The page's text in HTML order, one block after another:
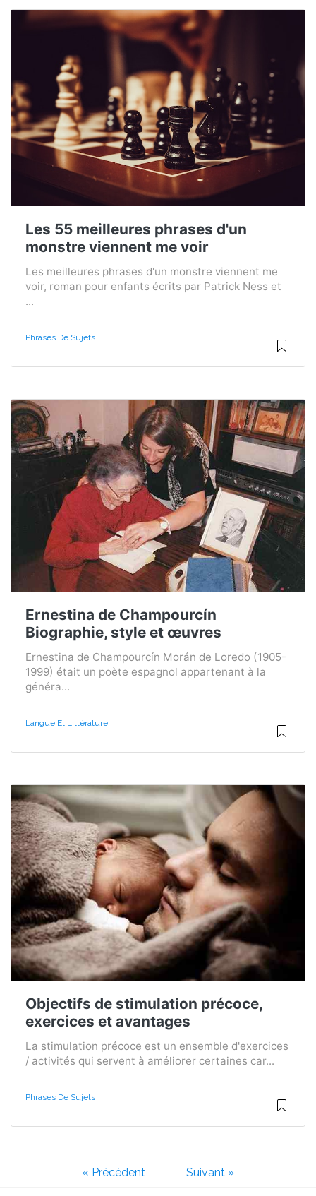
Les 55 meilleures phrases d'un
monstre viennent me voir
Les meilleures phrases d'un monstre viennent me
voir, roman pour enfants écrits par Patrick Ness et
...
Phrases De Sujets
Ernestina de Champourcín
Biographie, style et œuvres
Ernestina de Champourcín Morán de Loredo (1905-
1999) était un poète espagnol appartenant à la
généra...
Langue Et Littérature
Objectifs de stimulation précoce,
exercices et avantages
La stimulation précoce est un ensemble d'exercices
/ activités qui servent à améliorer certaines car...
Phrases De Sujets
« Précédent Suivant »